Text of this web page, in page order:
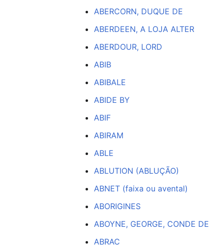
ABERCORN, DUQUE DE
ABERDEEN, A LOJA ALTER
ABERDOUR, LORD
ABIB
ABIBALE
ABIDE BY
ABIF
ABIRAM
ABLE
ABLUTION (ABLUÇÃO)
ABNET (faixa ou avental)
ABORIGINES
ABOYNE, GEORGE, CONDE DE
ABRAC